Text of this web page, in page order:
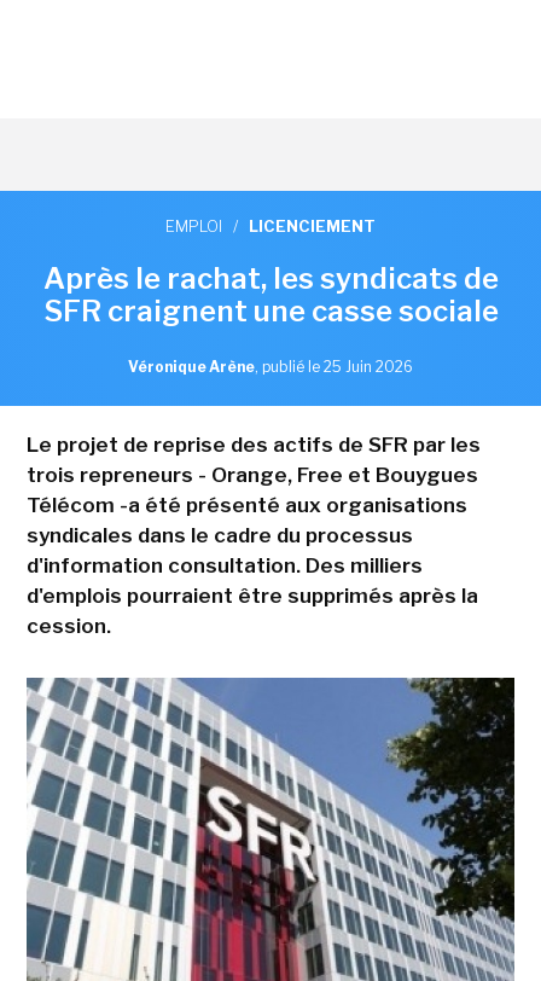
EMPLOI / LICENCIEMENT
Après le rachat, les syndicats de
SFR craignent une casse sociale
Véronique Arène, publié le 25 Juin 2026
Le projet de reprise des actifs de SFR par les
trois repreneurs - Orange, Free et Bouygues
Télécom -a été présenté aux organisations
syndicales dans le cadre du processus
d'information consultation. Des milliers
d'emplois pourraient être supprimés après la
cession.